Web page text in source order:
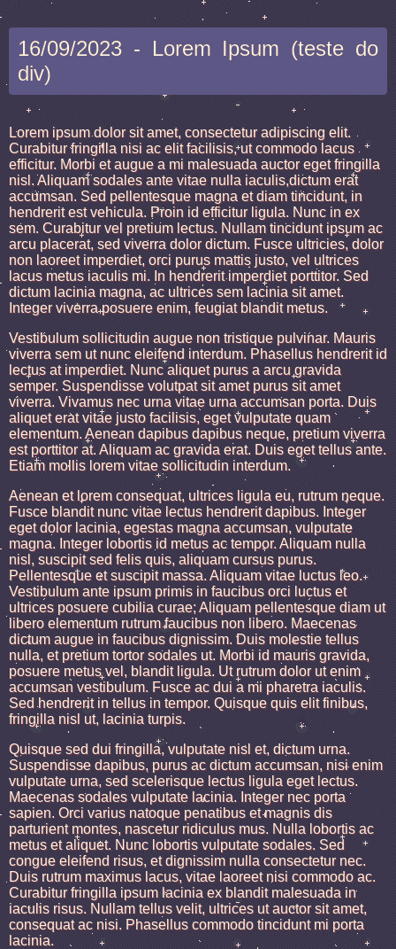
16/09/2023 - Lorem Ipsum (teste do
div)
Lorem ipsum dolor sit amet, consectetur adipiscing elit.
Curabitur fringilla nisi ac elit facilisis, ut commodo lacus
efficitur. Morbi et augue a mi malesuada auctor eget fringilla
nisl. Aliquam sodales ante vitae nulla iaculis,dictum erat
accumsan. Sed pellentesque magna et diam tincidunt, in
hendrerit est vehicula. Proin id efficitur ligula. Nunc in ex
sem. Curabitur vel pretium lectus. Nullam tincidunt ipsum ac
arcu placerat, sed viverra dolor dictum. Fusce ultricies, dolor
non laoreet imperdiet, orci purus mattis justo, vel ultrices
lacus metus iaculis mi. In hendrerit imperdiet porttitor. Sed
dictum lacinia magna, ac ultrices sem lacinia sit amet.
Integer viverra posuere enim, feugiat blandit metus.
Vestibulum sollicitudin augue non tristique pulvinar. Mauris
viverra sem ut nunc eleifend interdum. Phasellus hendrerit id
lectus at imperdiet. Nunc aliquet purus a arcu gravida
semper. Suspendisse volutpat sit amet purus sit amet
viverra. Vivamus nec urna vitae urna accumsan porta. Duis
aliquet erat vitae justo facilisis, eget vulputate quam
elementum. Aenean dapibus dapibus neque, pretium viverra
est porttitor at. Aliquam ac gravida erat. Duis eget tellus ante.
Etiam mollis lorem vitae sollicitudin interdum.
Aenean et lorem consequat, ultrices ligula eu, rutrum neque.
Fusce blandit nunc vitae lectus hendrerit dapibus. Integer
eget dolor lacinia, egestas magna accumsan, vulputate
magna. Integer lobortis id metus ac tempor. Aliquam nulla
nisl, suscipit sed felis quis, aliquam cursus purus.
Pellentesque et suscipit massa. Aliquam vitae luctus leo.
Vestibulum ante ipsum primis in faucibus orci luctus et
ultrices posuere cubilia curae; Aliquam pellentesque diam ut
libero elementum rutrum faucibus non libero. Maecenas
dictum augue in faucibus dignissim. Duis molestie tellus
nulla, et pretium tortor sodales ut. Morbi id mauris gravida,
posuere metus vel, blandit ligula. Ut rutrum dolor ut enim
accumsan vestibulum. Fusce ac dui a mi pharetra iaculis.
Sed hendrerit in tellus in tempor. Quisque quis elit finibus,
fringilla nisl ut, lacinia turpis.
Quisque sed dui fringilla, vulputate nisl et, dictum urna.
Suspendisse dapibus, purus ac dictum accumsan, nisi enim
vulputate urna, sed scelerisque lectus ligula eget lectus.
Maecenas sodales vulputate lacinia. Integer nec porta
sapien. Orci varius natoque penatibus et magnis dis
parturient montes, nascetur ridiculus mus. Nulla lobortis ac
metus et aliquet. Nunc lobortis vulputate sodales. Sed
congue eleifend risus, et dignissim nulla consectetur nec.
Duis rutrum maximus lacus, vitae laoreet nisi commodo ac.
Curabitur fringilla ipsum lacinia ex blandit malesuada in
iaculis risus. Nullam tellus velit, ultrices ut auctor sit amet,
consequat ac nisi. Phasellus commodo tincidunt mi porta
lacinia.